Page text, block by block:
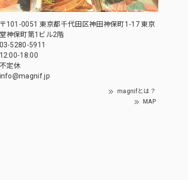
〒101-0051 東京都千代田区神田神保町1-17 東京
堂神保町第1ビル2階
03-5280-5911
12:00-18:00
不定休
info@magnif.jp
magnifとは？
MAP